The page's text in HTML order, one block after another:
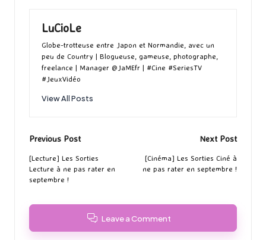
LuCioLe
Globe-trotteuse entre Japon et Normandie, avec un
peu de Country | Blogueuse, gameuse, photographe,
freelance | Manager @JaMEfr | #Cine #SeriesTV
#JeuxVidéo
View All Posts
Post
navigation
Previous Post
[Lecture] Les Sorties
Lecture à ne pas rater en
septembre !
Next Post
[Cinéma] Les Sorties Ciné à
ne pas rater en septembre !
Leave a Comment